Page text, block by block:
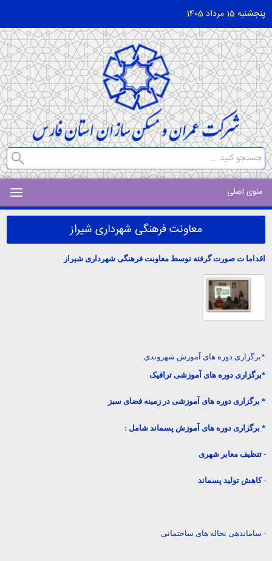
پنجشنبه 15 مرداد 1405
منوی اصلی
معاونت فرهنگی شهرداری شیراز
اقداما ت صورت گرفته توسط معاونت فرهنگی شهرداری شیراز
*برگزاری دوره های آموزش شهروندی
*برگزاری دوره های آموزشی ترافیک
* برگزاری دوره های آموزشی در زمینه فضای سبز
* برگزاری دوره های آموزش پسماند شامل :
- تنظیف معابر شهری
- کاهش تولید پسماند
- ساماندهی نخاله های ساختمانی